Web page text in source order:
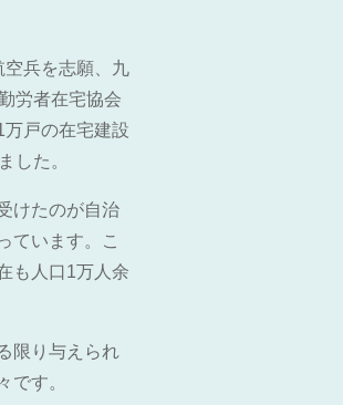
空兵を志願、九
労者在宅協会
戸の在宅建設
した。
けたのが自治
ています。こ
も人口1万人余
限り与えられ
です。